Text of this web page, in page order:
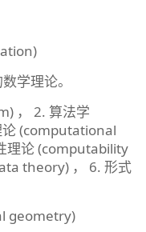
学理论。
， 2. 算法学
(computational
理论 (computability
theory) ， 6. 形式
geometry)